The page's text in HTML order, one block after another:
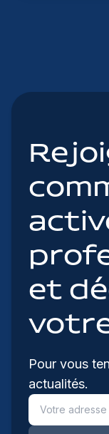
et
Pour vous
actualités.